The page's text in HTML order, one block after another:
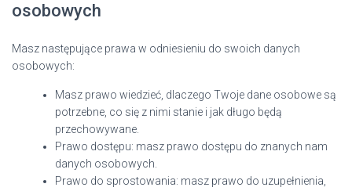
osobowych
Masz następujące prawa w odniesieniu do swoich danych
osobowych:
Masz prawo wiedzieć, dlaczego Twoje dane osobowe są
potrzebne, co się z nimi stanie i jak długo będą
przechowywane.
Prawo dostępu: masz prawo dostępu do znanych nam
danych osobowych.
Prawo do sprostowania: masz prawo do uzupełnienia,